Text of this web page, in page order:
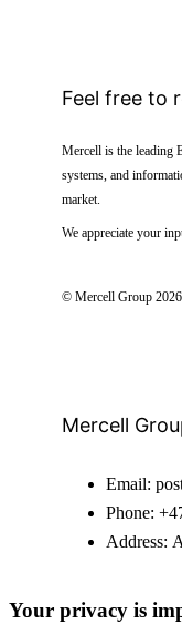
Feel free to
Mercell is the leading
systems, and
market.
We appreciate your
© Mercell Group 2026
Mercell
Email:
Phone:
Address:
Your privacy is